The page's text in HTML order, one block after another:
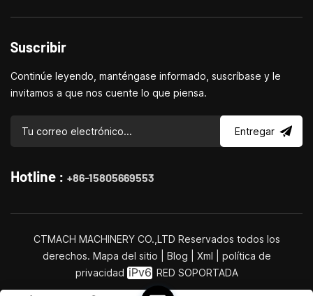
Suscribir
Continúe leyendo, manténgase informado, suscríbase y le
invitamos a que nos cuente lo que piensa.
Entregar
Hotline : +86-15805669553
CTMACH MACHINERY CO.,LTD Reservados todos los
derechos. Mapa del sitio Blog Xml
política de
privacidad
RED SOPORTADA